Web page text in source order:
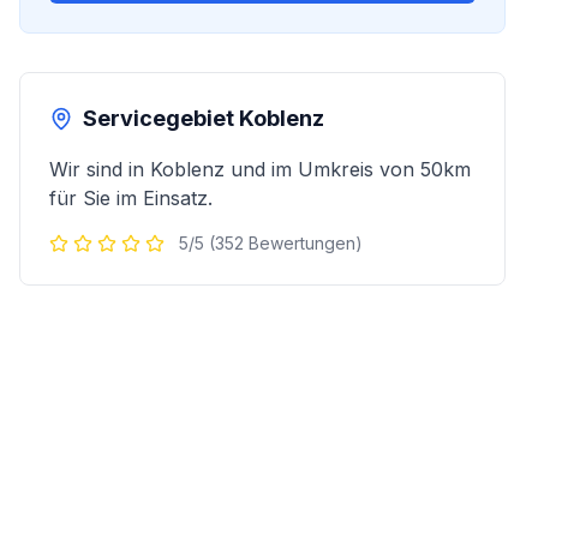
Servicegebiet Koblenz
Wir sind in Koblenz und im Umkreis von 50km
für Sie im Einsatz.
5/5 (352 Bewertungen)